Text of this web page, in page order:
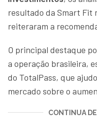
resultado da Smart Fit
reiteraram a
O principal destaque
a operação brasileira,
do TotalPass, que
mercado sobre o
CONTINUA